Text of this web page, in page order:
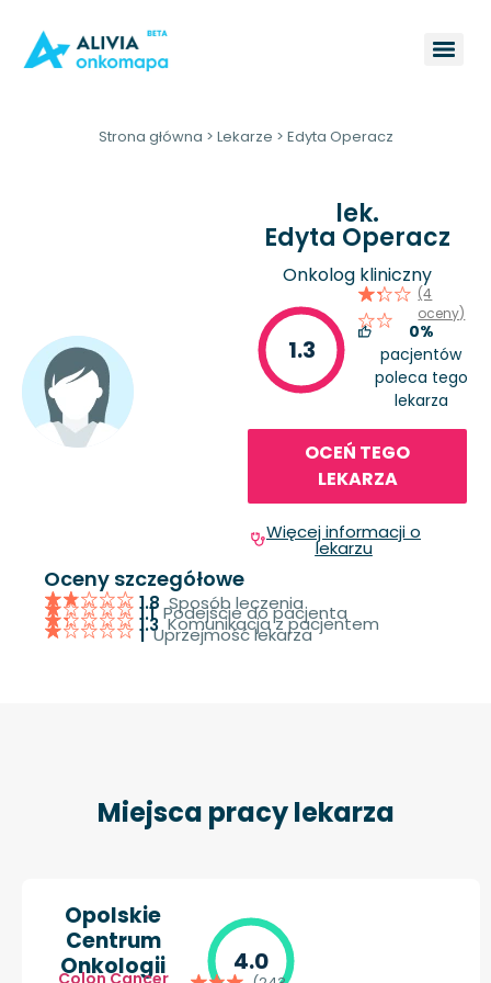
Strona główna > Lekarze > Edyta Operacz
lek.
Edyta Operacz
Onkolog kliniczny
1.3
(4
oceny)
0%
pacjentów
poleca tego
lekarza
OCEŃ TEGO
LEKARZA
Więcej informacji o
lekarzu
Oceny szczegółowe
1.8 Sposób leczenia
1.1 Podejście do pacjenta
1.3 Komunikacja z pacjentem
1 Uprzejmość lekarza
Miejsca pracy lekarza
Opolskie
Centrum
Onkologii
Colon Cancer
4.0